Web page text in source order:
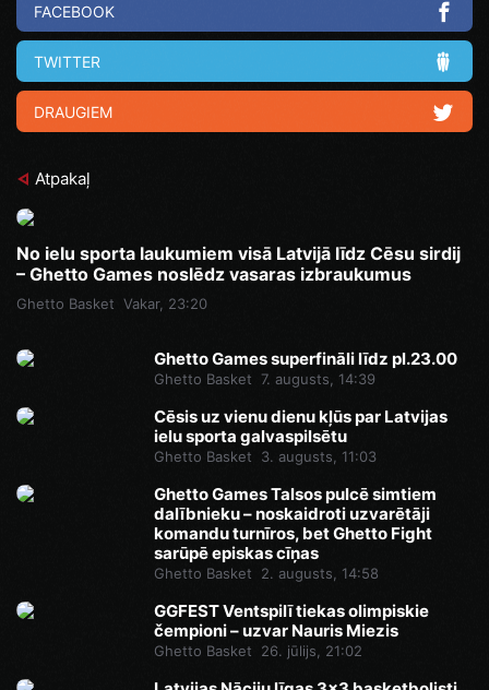
FACEBOOK
TWITTER
DRAUGIEM
Atpakaļ
No ielu sporta laukumiem visā Latvijā līdz Cēsu sirdij
– Ghetto Games noslēdz vasaras izbraukumus
Ghetto Basket Vakar, 23:20
Ghetto Games superfināli līdz pl.23.00
Ghetto Basket 7. augusts, 14:39
Cēsis uz vienu dienu kļūs par Latvijas
ielu sporta galvaspilsētu
Ghetto Basket 3. augusts, 11:03
Ghetto Games Talsos pulcē simtiem
dalībnieku – noskaidroti uzvarētāji
komandu turnīros, bet Ghetto Fight
sarūpē episkas cīņas
Ghetto Basket 2. augusts, 14:58
GGFEST Ventspilī tiekas olimpiskie
čempioni – uzvar Nauris Miezis
Ghetto Basket 26. jūlijs, 21:02